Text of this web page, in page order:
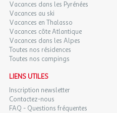
Vacances dans les Pyrénées
Vacances au ski
Vacances en Thalasso
Vacances côte Atlantique
Vacances dans les Alpes
Toutes nos résidences
Toutes nos campings
LIENS UTILES
Inscription newsletter
Contactez-nous
FAQ - Questions fréquentes